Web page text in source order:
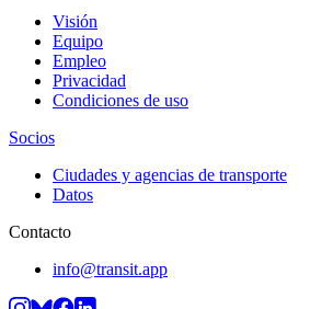
Visión
Equipo
Empleo
Privacidad
Condiciones de uso
Socios
Ciudades y agencias de transporte
Datos
Contacto
info@transit.app